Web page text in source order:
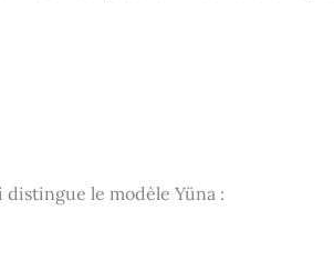
le modèle Yüna :